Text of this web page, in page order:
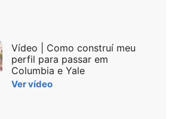
Vídeo | Como construí meu
perfil para passar em
Columbia e Yale
Ver vídeo